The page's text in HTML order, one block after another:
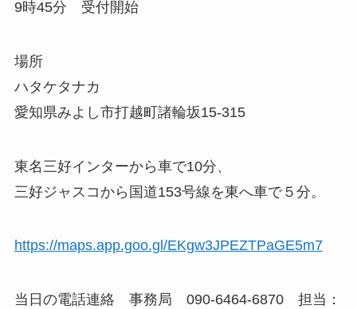
9時45分 受付開始
場所
ハタケタナカ
愛知県みよし市打越町諸輪坂15-315
東名三好インターから車で10分、
三好ジャスコから国道153号線を東へ車で５分。
https://maps.app.goo.gl/EKgw3JPEZTPaGE5m7
当日の電話連絡 事務局 090-6464-6870 担当：